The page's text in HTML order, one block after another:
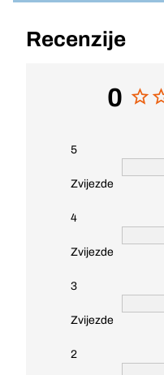
Recenzije
0
5
Zvijezde
4
Zvijezde
3
Zvijezde
2